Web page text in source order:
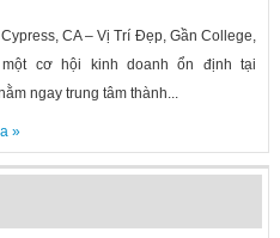
CA – Vị Trí Đẹp, Gần College,
cơ hội kinh doanh ổn định tại
ngay trung tâm thành...
»